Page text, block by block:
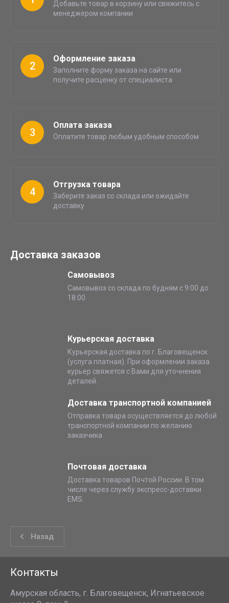
Добавьте товар в корзину или свяжитесь с
менеджером компании
2
Оформление заказа
Заполните форму заказа на сайте или
получите расценку от специалиста
3
Оплата заказа
Оплатите товар любым удобным способом
4
Отгрузка товара
Заберите заказ со склада или ожидайте
доставку
Доставка заказов
Самовывоз
Самовывоз со склада по будням с 9:00 до
18:00
Курьерская доставка
Курьерская доставка по г. Благовещенск
(услуга платная). При оформлении заказа
курьер свяжется с Вами для уточнения
деталей.
Доставка транспортной компанией
Отправка товара осуществляется до любой
транспортной компании по желанию
заказчика
Почтовая доставка
Доставка товаров Почтой России. В том
числе через службу экспресс-доставки
EMS.
Назад
Контакты
Амурская область, г. Благовещенск, Игнатьевское